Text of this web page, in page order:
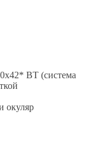
BT (система
окуляр